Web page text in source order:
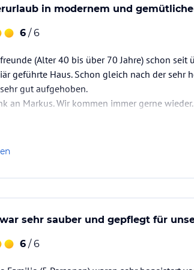
und Eierkocher, Geschirr usw.
Mikrowelle, Toaster, Nespresso- und
in modernem und
6 / 6
(Alter 40 bis über 70 Jahre) schon
geführte Haus. Schon gleich nach der sehr
gut aufgehoben.
an Markus. Wir kommen immer gerne wieder.
sehr sauber und gepflegt für
6 / 6